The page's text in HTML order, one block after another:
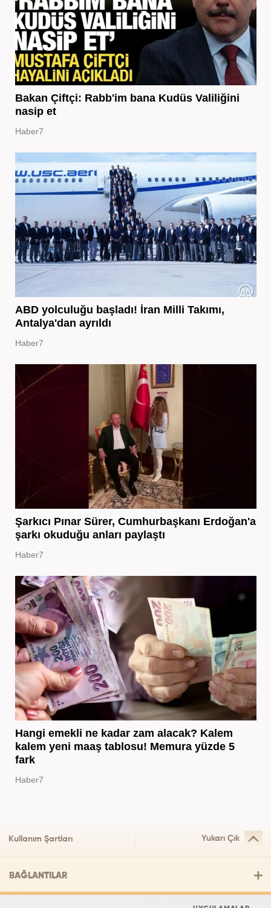
Bakan Çiftçi: Rabb'im bana Kudüs Valiliğini
nasip et
Haber7
ABD yolculuğu başladı! İran Milli Takımı,
Antalya'dan ayrıldı
Haber7
Şarkıcı Pınar Sürer, Cumhurbaşkanı Erdoğan'a
şarkı okuduğu anları paylaştı
Haber7
Hangi emekli ne kadar zam alacak? Kalem
kalem yeni maaş tablosu! Memura yüzde 5
fark
Haber7
Kullanım Şartları Yukarı Çık
BAĞLANTILAR